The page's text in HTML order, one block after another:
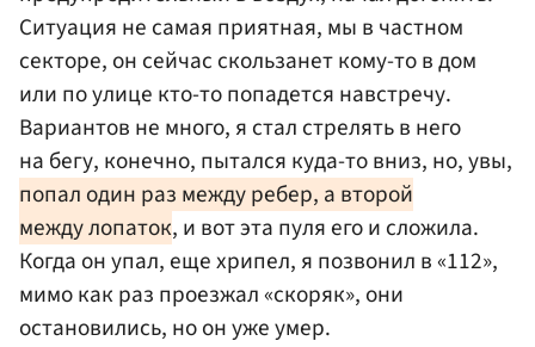
Ситуация не самая приятная, мы в частном
секторе, он сейчас скользанет кому-то в дом
или по улице кто-то попадется навстречу.
Вариантов не много, я стал стрелять в него
на бегу, конечно, пытался куда-то вниз, но, увы,
попал один раз между ребер, а второй
между лопаток, и вот эта пуля его и сложила.
Когда он упал, еще хрипел, я позвонил в «112»,
мимо как раз проезжал «скоряк», они
остановились, но он уже умер.